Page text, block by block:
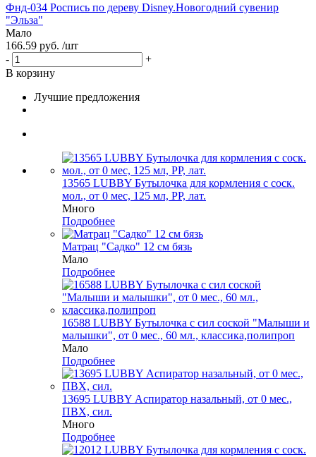
Фнд-034 Роспись по дереву Disney.Новогодний сувенир
"Эльза"
Мало
166.59 руб. /шт
-
+
В корзину
Лучшие предложения
13565 LUBBY Бутылочка для кормления с соск.
мол., от 0 мес, 125 мл, PP, лат.
Много
Подробнее
Матрац "Садко" 12 см бязь
Мало
Подробнее
16588 LUBBY Бутылочка с сил соской "Малыши и
малышки", от 0 мес., 60 мл., классика,полипроп
Мало
Подробнее
13695 LUBBY Аспиратор назальный, от 0 мес.,
ПВХ, сил.
Много
Подробнее